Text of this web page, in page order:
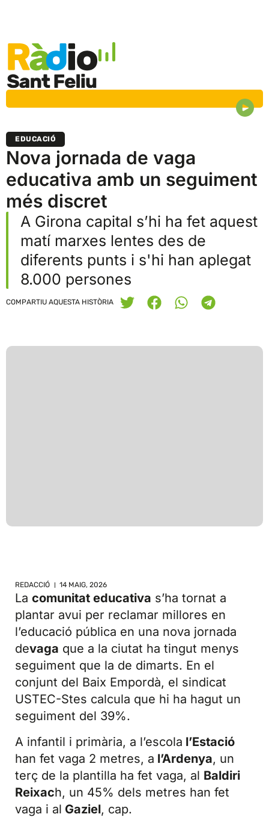
EDUCACIÓ
Nova jornada de vaga
educativa amb un seguiment
més discret
A Girona capital s’hi ha fet aquest
matí marxes lentes des de
diferents punts i s'hi han aplegat
8.000 persones
COMPARTIU AQUESTA HISTÒRIA
REDACCIÓ 14 MAIG, 2026
La comunitat educativa s’ha tornat a
plantar avui per reclamar millores en
l’educació pública en una nova jornada
devaga que a la ciutat ha tingut menys
seguiment que la de dimarts. En el
conjunt del Baix Empordà, el sindicat
USTEC-Stes calcula que hi ha hagut un
seguiment del 39%.
A infantil i primària, a l’escola l’Estació
han fet vaga 2 metres, a l’Ardenya, un
terç de la plantilla ha fet vaga, al Baldiri
Reixach, un 45% dels metres han fet
vaga i al Gaziel, cap.